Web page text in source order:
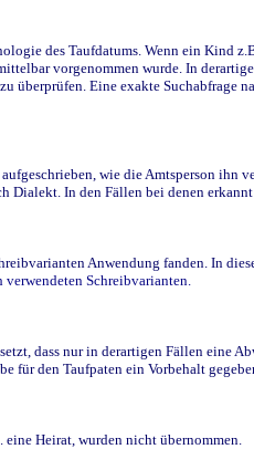
des Taufdatums. Wenn ein Kind
vorgenommen wurde. In
Eine exakte Suchabfrage
wie die Amtsperson ihn
In den Fällen bei denen
Anwendung fanden. In
Schreibvarianten.
dass nur in derartigen Fällen eine
den Taufpaten ein Vorbehalt
Heirat, wurden nicht übernommen.